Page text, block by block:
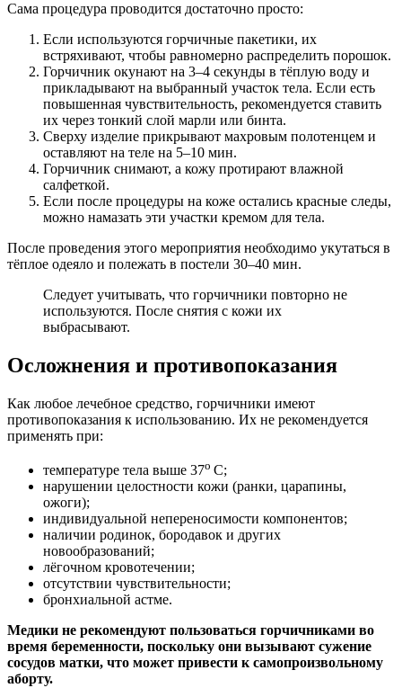
Сама процедура проводится достаточно просто:
Если используются горчичные пакетики, их
встряхивают, чтобы равномерно распределить порошок.
Горчичник окунают на 3–4 секунды в тёплую воду и
прикладывают на выбранный участок тела. Если есть
повышенная чувствительность, рекомендуется ставить
их через тонкий слой марли или бинта.
Сверху изделие прикрывают махровым полотенцем и
оставляют на теле на 5–10 мин.
Горчичник снимают, а кожу протирают влажной
салфеткой.
Если после процедуры на коже остались красные следы,
можно намазать эти участки кремом для тела.
После проведения этого мероприятия необходимо укутаться в
тёплое одеяло и полежать в постели 30–40 мин.
Следует учитывать, что горчичники повторно не
используются. После снятия с кожи их
выбрасывают.
Осложнения и противопоказания
Как любое лечебное средство, горчичники имеют
противопоказания к использованию. Их не рекомендуется
применять при:
температуре тела выше 37о С;
нарушении целостности кожи (ранки, царапины,
ожоги);
индивидуальной непереносимости компонентов;
наличии родинок, бородавок и других
новообразований;
лёгочном кровотечении;
отсутствии чувствительности;
бронхиальной астме.
Медики не рекомендуют пользоваться горчичниками во
время беременности, поскольку они вызывают сужение
сосудов матки, что может привести к самопроизвольному
аборту.